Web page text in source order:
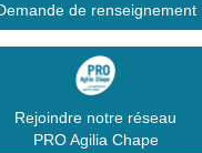
de renseignement
Rejoindre notre réseau
PRO Agilia Chape